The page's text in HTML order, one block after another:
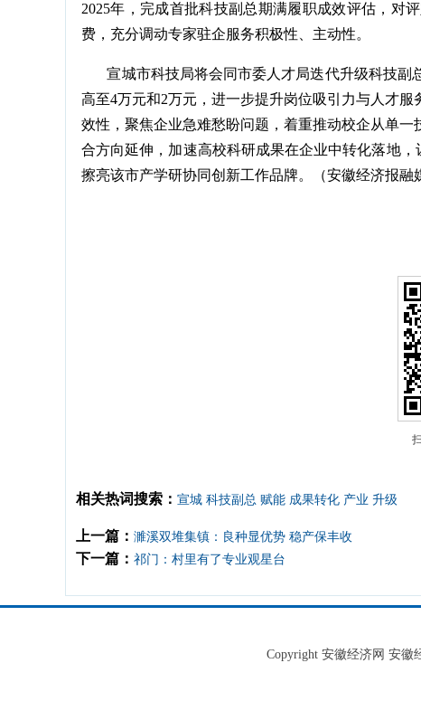
2025年，完成首批科技副总期满履职成效评估，对
费，充分调动专家驻企服务积极性、主动性。
宣城市科技局将会同市委人才局迭代升级科技副
高至4万元和2万元，进一步提升岗位吸引力与人才
效性，聚焦企业急难愁盼问题，着重推动校企从单
合方向延伸，加速高校科研成果在企业中转化落地
擦亮该市产学研协同创新工作品牌。（安徽经济报融
相关热词搜索： 宣城 科技副总 赋能 成果转化 产业 升级
上一篇： 濉溪双堆集镇：良种显优势 稳产保丰收
下一篇： 祁门：村里有了专业观星台
Copyright 安徽经济网 安徽